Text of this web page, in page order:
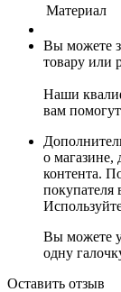
Материал
Вы можете
товару или
Наши
вам
о магазине,
контента.
покупателя
Вы можете
одну
Оставить отзыв